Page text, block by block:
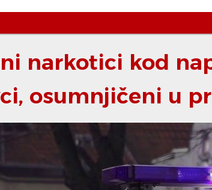
narkotici kod
osumnjičeni u